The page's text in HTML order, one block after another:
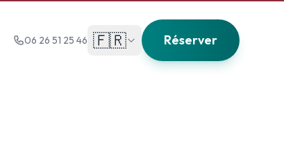
06 26 51 25 46 🇫🇷 Réserver